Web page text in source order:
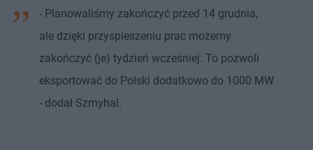
- Planowaliśmy zakończyć przed 14 grudnia,
ale dzięki przyspieszeniu prac możemy
zakończyć (je) tydzień wcześniej. To pozwoli
eksportować do Polski dodatkowo do 1000 MW
- dodał Szmyhal.